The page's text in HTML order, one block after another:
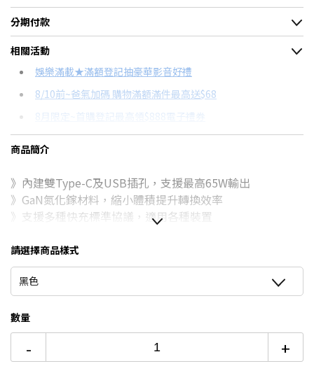
分期付款
＊實際可分期數、適用利率，請以購物車顯示為主
信用卡分期
分期數
12期
24期
每期金額
$71
$36
配合銀行/業者
18家銀行/業者
相關活動
娛樂滿載★滿額登記抽豪華影音好禮
8/10前~爸氣加碼 購物滿額滿件最高送$68
8月限定~首購登記最高領$888電子禮券
台灣大哥大Open Possible聯名卡滿額最高回饋25%
商品簡介
》內建雙Type-C及USB插孔，支援最高65W輸出
》GaN氮化鎵材料，縮小體積提升轉換效率
》支援多種快充標準協議，適用各種裝置
》支援多種電路保護機制，保障使用安全
》經台灣BSMI安全認證，使用安全有保障
》原廠一年有限保固
請選擇商品樣式
黑色
數量
- +